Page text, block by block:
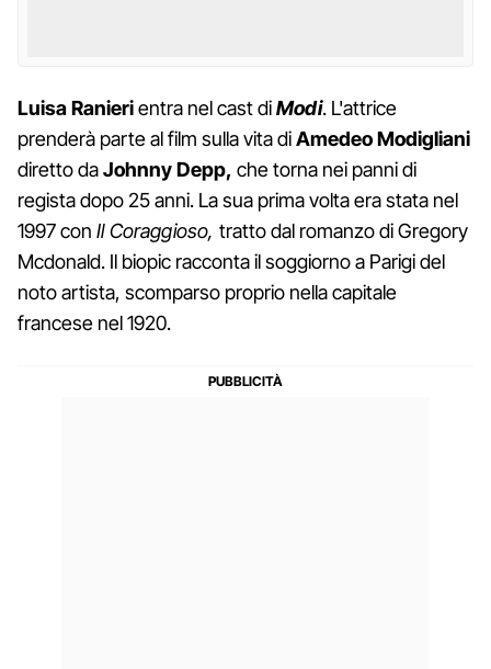
Luisa Ranierientra nel cast diModi. L'attrice
prenderà parte al film sulla vita diAmedeo Modigliani
diretto daJohnny Depp, che torna nei panni di
regista dopo 25 anni. La sua prima volta era stata nel
1997 con Il Coraggioso, tratto dal romanzo di Gregory
Mcdonald. Il biopic racconta il soggiorno a Parigi del
noto artista, scomparso proprio nella capitale
francese nel 1920.